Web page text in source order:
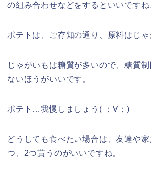
の組み合わせなどをするといいですね
ポテトは、ご存知の通り、原料はじゃ
じゃがいもは糖質が多いので、糖質
ないほうがいいです。
ポテト…我慢しましょう( ；∀；)
どうしても食べたい場合は、友達や
つ、2つ貰うのがいいですね。